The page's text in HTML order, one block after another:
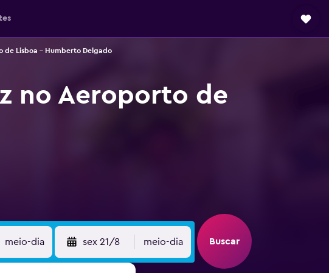
de Lisboa - Humberto Delgado
no Aeroporto de
meio-dia sex 21/8 meio-dia Buscar